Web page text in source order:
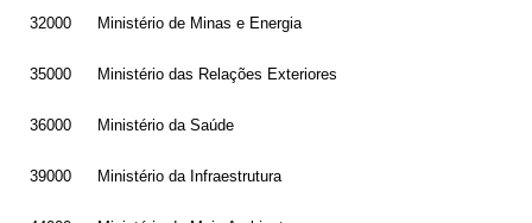
32000 Ministério de Minas e Energia
35000 Ministério das Relações Exteriores
36000 Ministério da Saúde
39000 Ministério da Infraestrutura